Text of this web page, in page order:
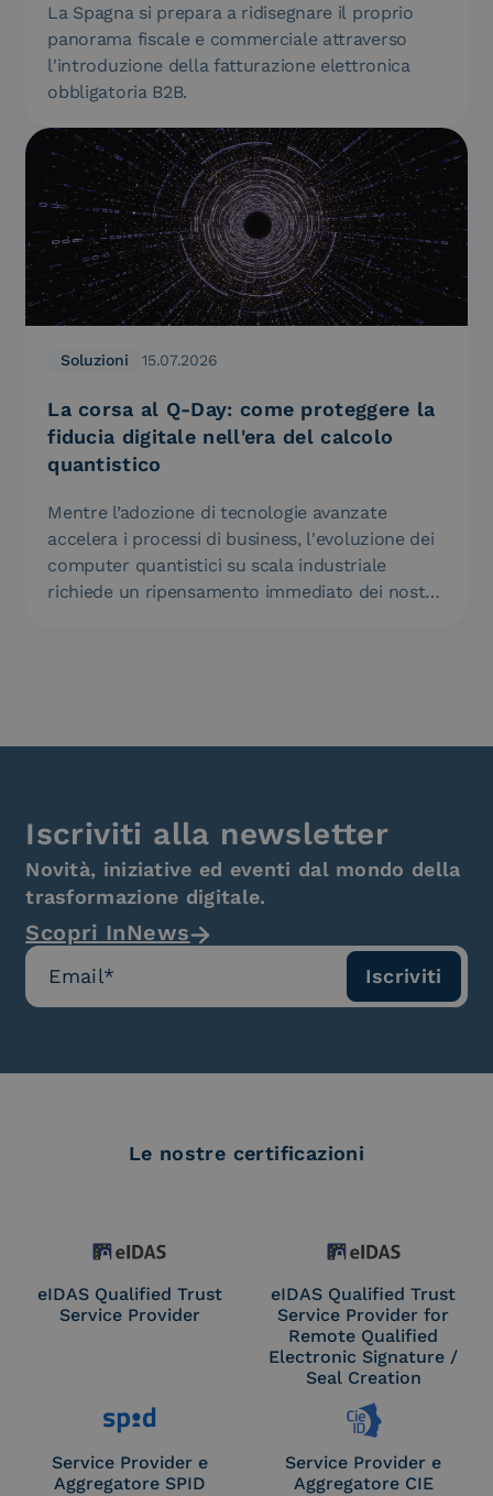
La Spagna si prepara a ridisegnare il proprio
panorama fiscale e commerciale attraverso
l'introduzione della fatturazione elettronica
obbligatoria B2B.
Soluzioni 15.07.2026
La corsa al Q-Day: come proteggere la
fiducia digitale nell'era del calcolo
quantistico
Mentre l’adozione di tecnologie avanzate
accelera i processi di business, l'evoluzione dei
computer quantistici su scala industriale
richiede un ripensamento immediato dei nostri
Iscriviti alla newsletter
Novità, iniziative ed eventi dal mondo della
trasformazione digitale.
Scopri InNews
Le nostre certificazioni
eIDAS Qualified Trust
Service Provider
eIDAS Qualified Trust
Service Provider for
Remote Qualified
Electronic Signature /
Seal Creation
Service Provider e
Aggregatore SPID
Service Provider e
Aggregatore CIE